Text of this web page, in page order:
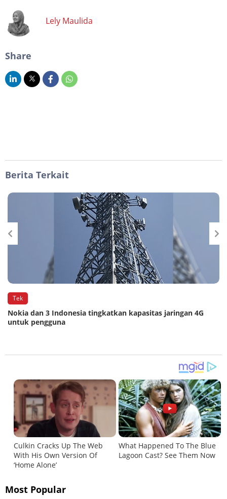
Lely Maulida
Share
Berita Terkait
Tek
Nokia dan 3 Indonesia tingkatkan kapasitas jaringan 4G
untuk pengguna
Most Popular